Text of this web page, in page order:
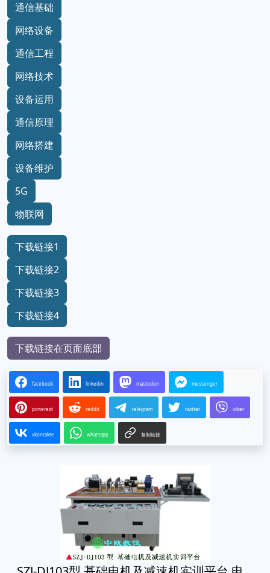
通信基础
网络设备
通信工程
网络技术
设备运用
通信原理
网络搭建
设备维护
5G
物联网
下载链接1
下载链接2
下载链接3
下载链接4
下载链接在页面底部
facebook linkedin mastodon messenger
pinterest reddit telegram twitter viber
vkontakte whatsapp 复制链接